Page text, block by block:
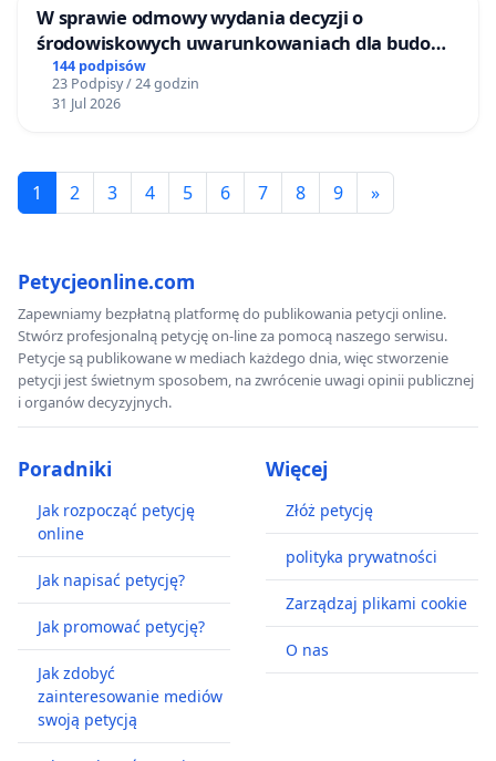
W sprawie odmowy wydania decyzji o
środowiskowych uwarunkowaniach dla budowy
zakładu wytwarzania biometanu „Krynki” w
Ostrowiu Południowym oraz ochrony
mieszkańców i Puszczy Knyszyńskiej
144 podpisów
23 Podpisy / 24 godzin
31 Jul 2026
1 2 3 4 5 6 7 8 9 »
Petycjeonline.com
Zapewniamy bezpłatną platformę do publikowania petycji online.
Stwórz profesjonalną petycję on-line za pomocą naszego serwisu.
Petycje są publikowane w mediach każdego dnia, więc stworzenie
petycji jest świetnym sposobem, na zwrócenie uwagi opinii publicznej
i organów decyzyjnych.
Poradniki
Jak rozpocząć petycję
online
Jak napisać petycję?
Jak promować petycję?
Jak zdobyć
zainteresowanie mediów
swoją petycją
Więcej
Złóż petycję
polityka prywatności
Zarządzaj plikami cookie
O nas